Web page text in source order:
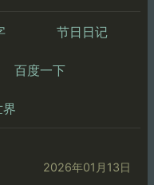
节日日记
百度一下
2026年01月13日